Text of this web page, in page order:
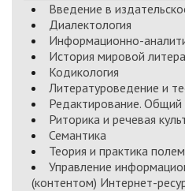
Введение в
Диалектология
Информационно-
История мировой
Кодикология
Литературоведение и
Редактирование. Общий
Риторика и речевая
Семантика
Теория и практика
Управление
(контентом) Интернет-